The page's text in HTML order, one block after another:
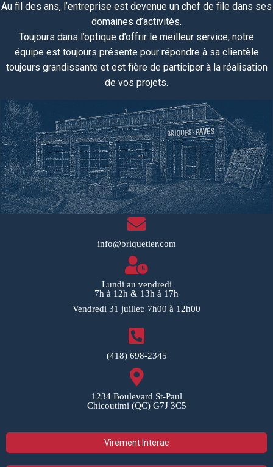
Au fil des ans, l’entreprise est devenue un chef de file dans ses
domaines d’activités.
Toujours dans l’optique d’offrir le meilleur service, notre
équipe est toujours présente pour répondre à sa clientèle
toujours grandissante et est fière de participer à la réalisation
de vos projets.
info@briquetier.com
Lundi au vendredi
7h à 12h & 13h à 17h
Vendredi 31 juillet: 7h00 à 12h00
(418) 698-2345
1234 Boulevard St-Paul
Chicoutimi (QC) G7J 3C5
Virement Interac